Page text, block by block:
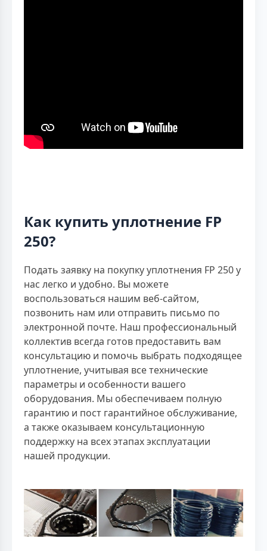
Как купить уплотнение FP
250?
Подать заявку на покупку уплотнения FP 250 у
нас легко и удобно. Вы можете
воспользоваться нашим веб-сайтом,
позвонить нам или отправить письмо по
электронной почте. Наш профессиональный
коллектив всегда готов предоставить вам
консультацию и помочь выбрать подходящее
уплотнение, учитывая все технические
параметры и особенности вашего
оборудования. Мы обеспечиваем полную
гарантию и пост гарантийное обслуживание,
а также оказываем консультационную
поддержку на всех этапах эксплуатации
нашей продукции.